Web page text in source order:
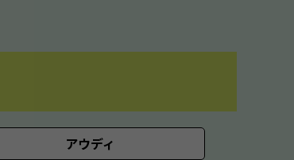
アウディ